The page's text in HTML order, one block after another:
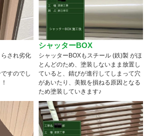
され劣化
すのでし
シャッターBOX
シャッターBOXもスチール (鉄)製 がほ
とんどのため、塗装しないまま放置し
ていると、錆びが進行してしまって穴
があいたり、美観を損ねる原因となる
ため塗装していきます♪